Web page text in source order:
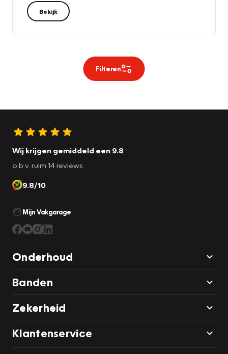
Bekijk
Filteren
Wij krijgen gemiddeld een 9.8
o.b.v. ruim 14 reviews
9.8/10
Mijn Vakgarage
Onderhoud
Banden
Zekerheid
Klantenservice